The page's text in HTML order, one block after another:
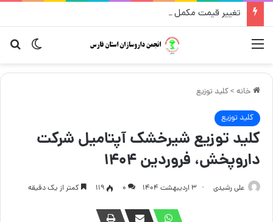
تغییر قیمت مکمل و گیاهی ۱۴ مرداد
تغییر منو
خانه >کلید توزیع
کلید توزیع
کلید توزیع شیرخشک آپتامیل شرکت
داروپخش، فروردین ۱۴۰۴
علی رشیدی ۳ اردیبهشت ۱۴۰۴ ۰ 119 کمتر از یک دقیقه